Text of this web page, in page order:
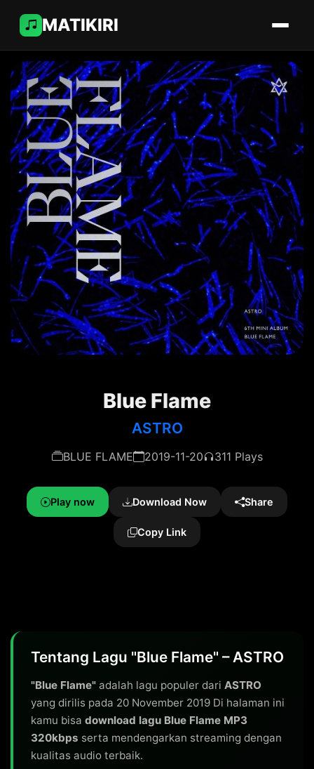
MATIKIRI
Blue Flame
ASTRO
BLUE FLAME 2019-11-20 311 Plays
Play now Download Now Share
Copy Link
Tentang Lagu "Blue Flame" – ASTRO
"Blue Flame" adalah lagu populer dari ASTRO
yang dirilis pada 20 November 2019 Di halaman ini
kamu bisa download lagu Blue Flame MP3
320kbps serta mendengarkan streaming dengan
kualitas audio terbaik.